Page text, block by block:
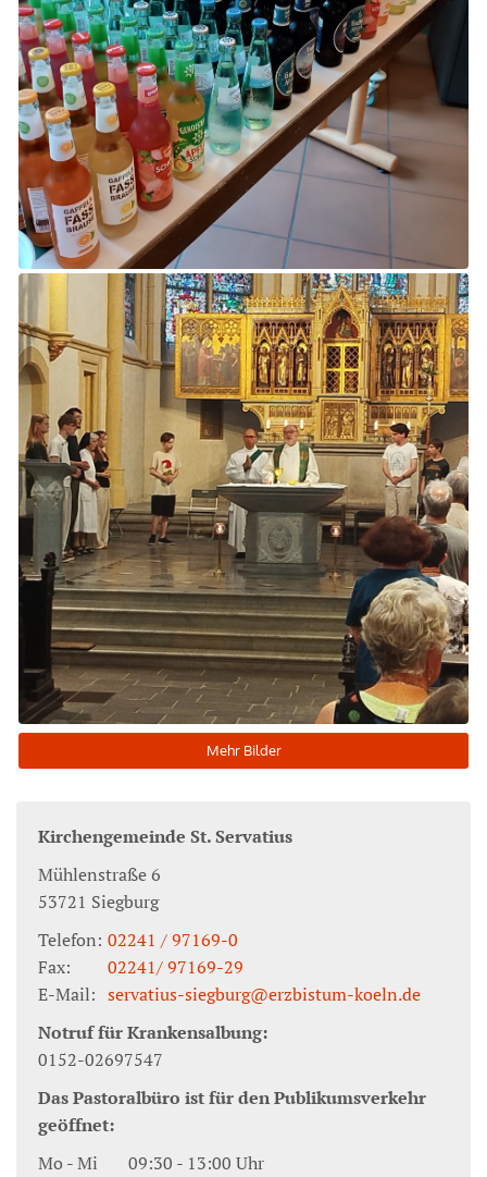
Mehr Bilder
Kirchengemeinde St. Servatius
Mühlenstraße 6
53721 Siegburg
Telefon: 02241 / 97169-0
Fax:
02241/ 97169-29
E-Mail: servatius-siegburg@erzbistum-koeln.de
Notruf für Krankensalbung:
0152-02697547
Das Pastoralbüro ist für den Publikumsverkehr
geöffnet:
Mo - Mi 09:30 - 13:00 Uhr